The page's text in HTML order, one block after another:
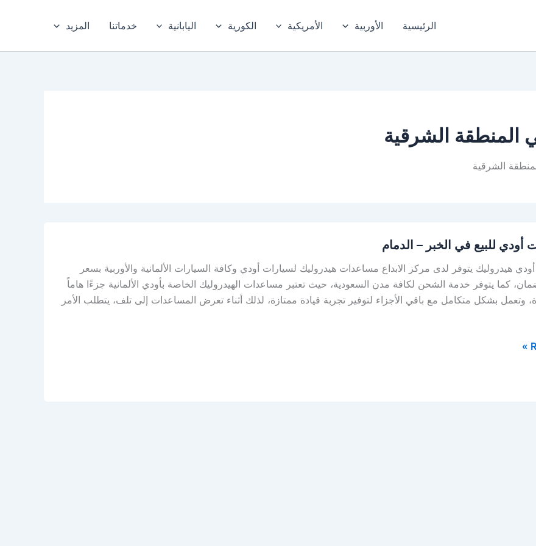
الرئيسية الأوربية الأمريكية الكورية اليابانية خدماتنا المزيد
المنطقة الشرقية
الشرقية
للبيع في الخبر – الدمام
هيدروليك يتوفر لدى مركز الابداع مساعدات هيدروليك لسيارات أودي وكافة السيارات الألمانية والأوربية بسعر
كما يتوفر خدمة الشحن لكافة مدن السعودية، حيث تعتبر مساعدات الهيدروليك الخاصة بأودي الألمانية جزءًا هاماً
وتعمل بشكل متكامل مع باقي الأجزاء لتوفير تجربة قيادة ممتازة، لذلك أثناء تعرض المساعدات إلى تلف، يتطلب الأمر